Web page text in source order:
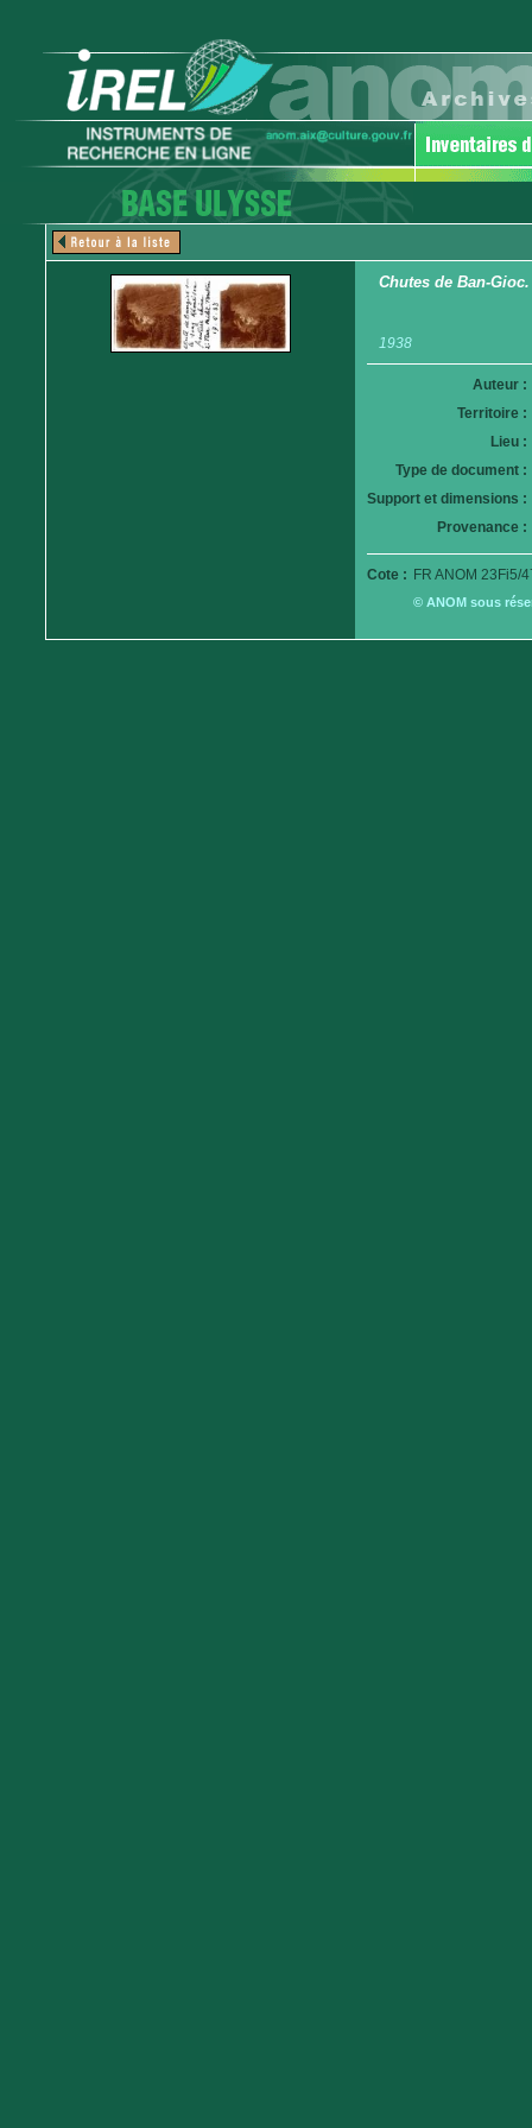
Chutes de Ban-
1938
Auteur :
Territoire :
Lieu :
Type de document :
Support et dimensions :
Provenance :
Cote : FR ANOM 23Fi5/
© ANOM sous